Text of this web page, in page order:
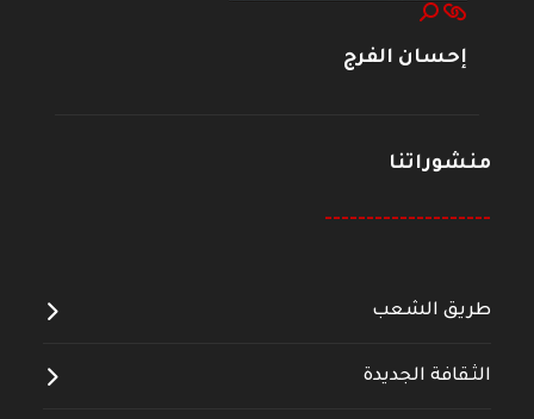
إحسان الفرج
منشوراتنا
--------------------
طريق الشعب
الثقافة الجديدة